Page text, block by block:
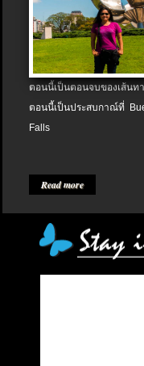
ตอนนี้เป็นตอนจบของเส้นท
ตอนนี้เป็นประสบกาณ์ที่
Falls
Read more